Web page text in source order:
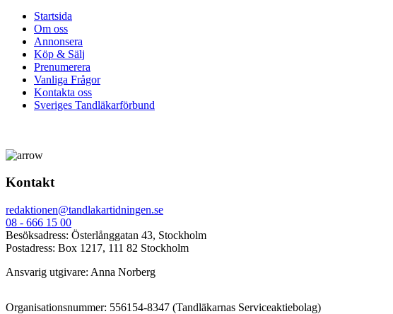
Startsida
Om oss
Annonsera
Köp & Sälj
Prenumerera
Vanliga Frågor
Kontakta oss
Sveriges Tandläkarförbund
Kontakt
redaktionen@tandlakartidningen.se
08 - 666 15 00
Besöksadress: Österlånggatan 43, Stockholm
Postadress: Box 1217, 111 82 Stockholm
Ansvarig utgivare: Anna Norberg
Organisationsnummer: 556154-8347 (Tandläkarnas Serviceaktiebolag)